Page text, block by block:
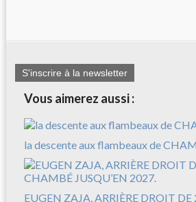
S'inscrire à la newsletter
Vous aimerez aussi :
la descente aux flambeaux de
EUGEN ZAJA, ARRIÈRE DROIT